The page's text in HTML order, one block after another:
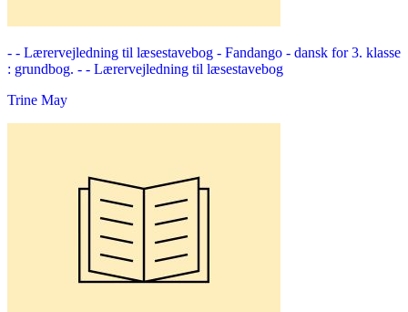
- - Lærervejledning til læsestavebog - Fandango - dansk for 3. klasse
: grundbog. - - Lærervejledning til læsestavebog
Trine May